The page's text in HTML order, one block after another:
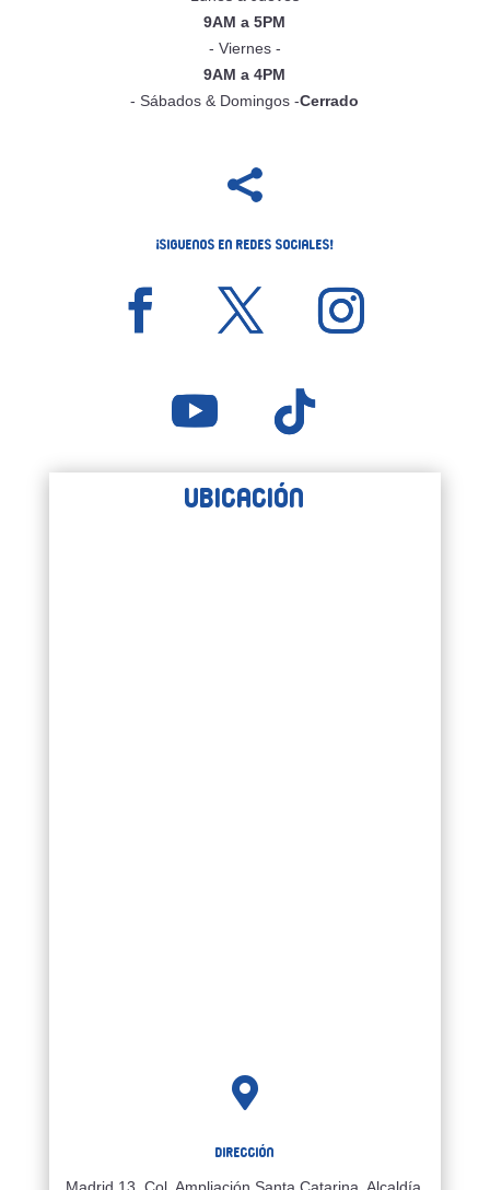
9AM a 5PM
- Viernes -
9AM a 4PM
- Sábados & Domingos -Cerrado

¡Siguenos en Redes Sociales!
Ubicación

Dirección